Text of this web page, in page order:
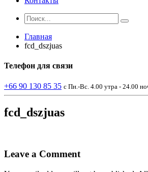
Главная
fcd_dszjuas
Телефон для связи
+66 90 130 85 35 с Пн.-Вс. 4.00 утра - 24.00
fcd_dszjuas
Leave a Comment